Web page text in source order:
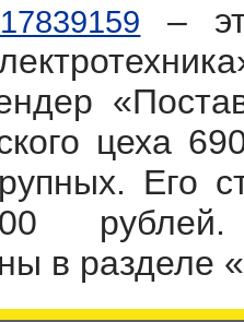
–
цеха
Его
рублей.
в разделе